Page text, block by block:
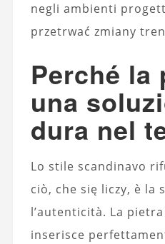
negli ambienti
przetrwać zmiany
Perché la
una
dura nel
Lo stile scandinavo
ciò, che się liczy, è la
l’autenticità. La
inserisce